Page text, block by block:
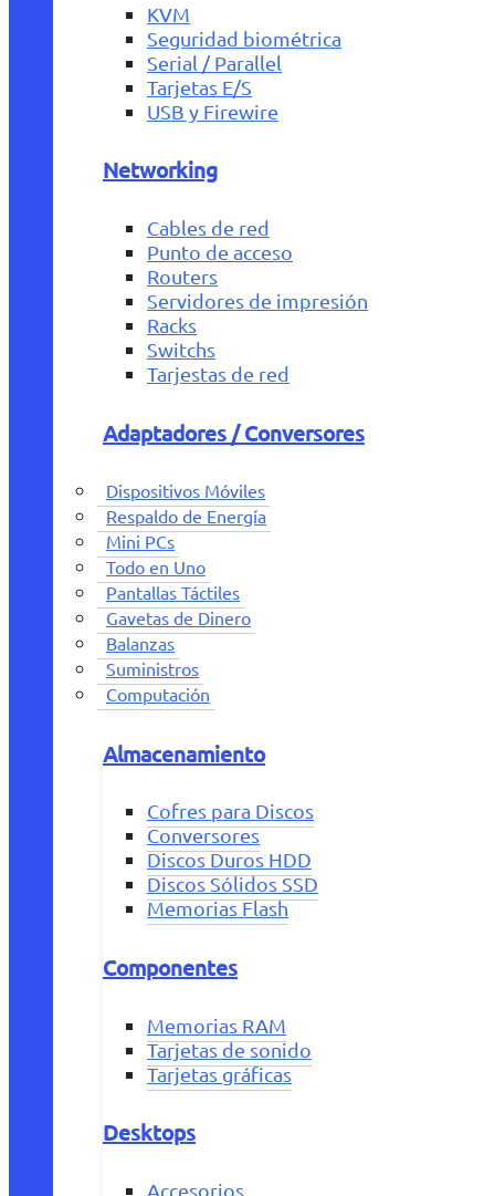
KVM
Seguridad biométrica
Serial / Parallel
Tarjetas E/S
USB y Firewire
Networking
Cables de red
Punto de acceso
Routers
Servidores de impresión
Racks
Switchs
Tarjestas de red
Adaptadores / Conversores
Dispositivos Móviles
Respaldo de Energía
Mini PCs
Todo en Uno
Pantallas Táctiles
Gavetas de Dinero
Balanzas
Suministros
Computación
Almacenamiento
Cofres para Discos
Conversores
Discos Duros HDD
Discos Sólidos SSD
Memorias Flash
Componentes
Memorias RAM
Tarjetas de sonido
Tarjetas gráficas
Desktops
Accesorios